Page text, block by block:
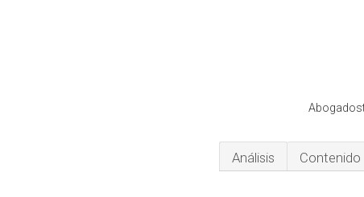
Análisis Contenido